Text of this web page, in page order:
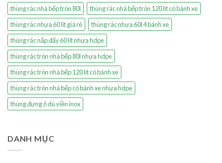
thùng rác nhà bếp tròn 80l
thùng rác nhà bếp tròn 120 lít có bánh xe
thùng rác nhựa 60 lít giá rẻ
thùng rác nhựa 60l 4 bánh xe
thùng rác nắp đẩy 60 lít nhựa hdpe
thùng rác tròn nhà bếp 80l nhựa hdpe
thùng rác tròn nhà bếp 120 lít có bánh xe
thùng rác tròn nhà bếp có bánh xe nhựa hdpe
thùng đựng ô dù viền inox
DANH MỤC